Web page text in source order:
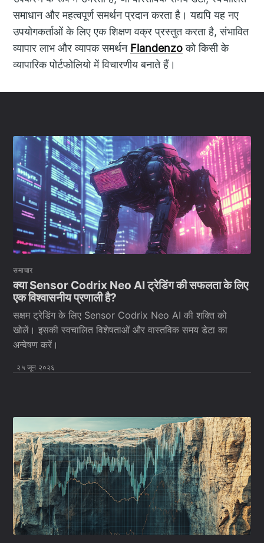
समाधान और महत्वपूर्ण समर्थन प्रदान करता है। यद्यपि यह नए
उपयोगकर्ताओं के लिए एक शिक्षण वक्र प्रस्तुत करता है, संभावित
व्यापार लाभ और व्यापक समर्थन Flandenzoको किसी के
व्यापारिक पोर्टफोलियो में विचारणीय बनाते हैं।
समाचार
क्या Sensor Codrix Neo AI ट्रेडिंग की सफलता के लिए
एक विश्वासनीय प्रणाली है?
सक्षम ट्रेडिंग के लिए Sensor Codrix Neo AI की शक्ति को
खोलें। इसकी स्वचालित विशेषताओं और वास्तविक समय डेटा का
अन्वेषण करें।
२५ जून २०२६